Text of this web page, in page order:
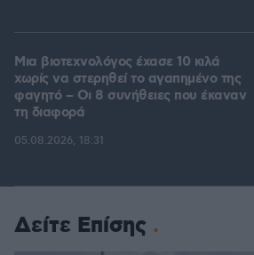
Μια βιοτεχνολόγος έχασε 10 κιλά
χωρίς να στερηθεί το αγαπημένο της
φαγητό – Οι 8 συνήθειες που έκαναν
τη διαφορά
05.08.2026, 18:31
Δείτε Επίσης